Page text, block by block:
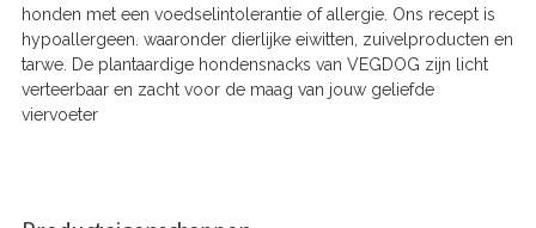
honden met een voedselintolerantie of allergie. Ons recept is
hypoallergeen. waaronder dierlijke eiwitten, zuivelproducten en
tarwe. De plantaardige hondensnacks van VEGDOG zijn licht
verteerbaar en zacht voor de maag van jouw geliefde
viervoeter